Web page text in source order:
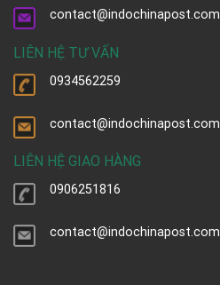
contact@indochinapost.com
LIÊN HỆ TƯ VẤN
0934562259
contact@indochinapost.com
LIÊN HỆ GIAO HÀNG
0906251816
contact@indochinapost.com